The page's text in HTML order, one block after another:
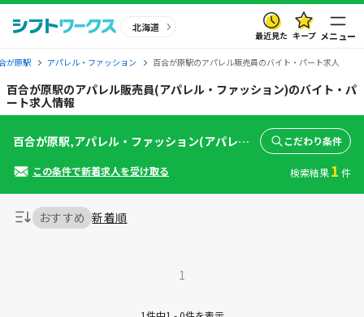
北海道
最近見た キープ メニュー
が原駅 アパレル・ファッション 百合が原駅のアパレル販売員のバイト・パート求人
百合が原駅のアパレル販売員(アパレル・ファッション)のバイト・パ
ート求人情報
おすすめ 新着順
1
百合が原駅,アパレル・ファッション(アパレル販売員) こだわり条件
この条件で新着求人を受け取る 検索結果1 件